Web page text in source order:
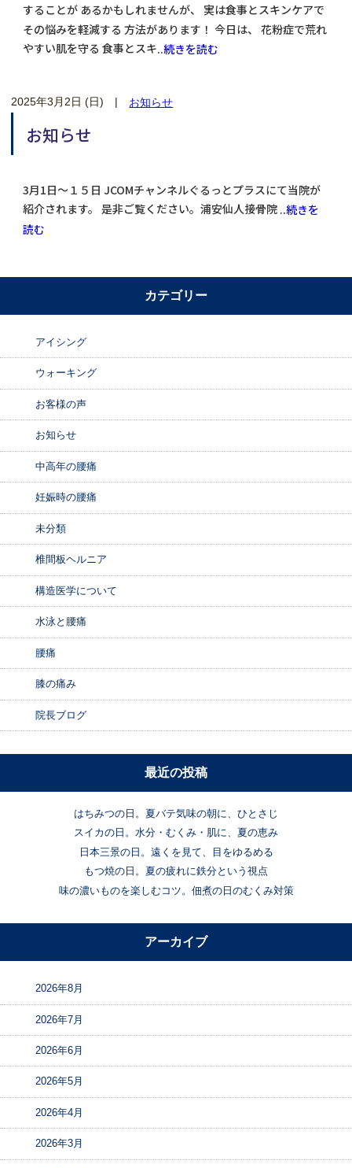
することが あるかもしれませんが、 実は食事とスキンケアで
その悩みを軽減する 方法があります！ 今日は、 花粉症で荒れ
やすい肌を守る 食事とスキ..続きを読む
2025年3月2日 (日) お知らせ
お知らせ
3月1日～１５日 JCOMチャンネルぐるっとプラスにて当院が
紹介されます。 是非ご覧ください。浦安仙人接骨院 ..続きを
読む
カテゴリー
アイシング
ウォーキング
お客様の声
お知らせ
中高年の腰痛
妊娠時の腰痛
未分類
椎間板ヘルニア
構造医学について
水泳と腰痛
腰痛
膝の痛み
院長ブログ
最近の投稿
はちみつの日。夏バテ気味の朝に、ひとさじ
スイカの日。水分・むくみ・肌に、夏の恵み
日本三景の日。遠くを見て、目をゆるめる
もつ焼の日。夏の疲れに鉄分という視点
味の濃いものを楽しむコツ。佃煮の日のむくみ対策
アーカイブ
2026年8月
2026年7月
2026年6月
2026年5月
2026年4月
2026年3月